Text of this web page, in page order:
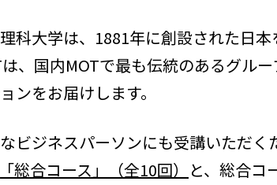
科大学は、1881年に創設された日
は、国内MOTで最も伝統のあるグル
ンをお届けします。
ビジネスパーソンにも受講いただ
「総合コース」（全10回） と、総合コ